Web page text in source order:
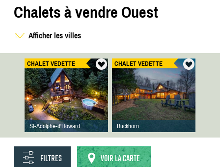
Chalets à vendre Ouest
Afficher les villes
CHALET VEDETTE
St-Adolphe-d'Howard
CHALET VEDETTE
Buckhorn
FILTRES VOIR LA CARTE